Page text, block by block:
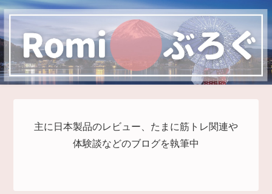
主に日本製品のレビュー、たまに筋トレ関連や
体験談などのブログを執筆中